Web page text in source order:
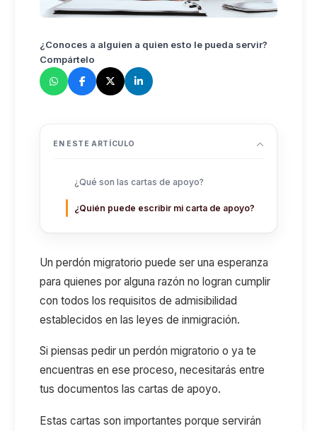
¿Conoces a alguien a quien esto le pueda servir?
Compártelo
EN ESTE ARTÍCULO
¿Qué son las cartas de apoyo?
¿Quién puede escribir mi carta de apoyo?
Un perdón migratorio puede ser una esperanza
para quienes por alguna razón no logran cumplir
con todos los requisitos de admisibilidad
establecidos en las leyes de inmigración.
Si piensas pedir un perdón migratorio o ya te
encuentras en ese proceso, necesitarás entre
tus documentos las cartas de apoyo.
Estas cartas son importantes porque servirán